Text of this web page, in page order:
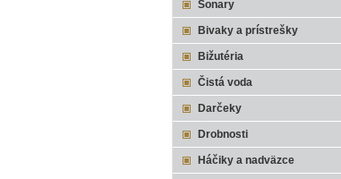
Sonary
Bivaky a prístrešky
Bižutéria
Čistá voda
Darčeky
Drobnosti
Háčiky a nadväzce